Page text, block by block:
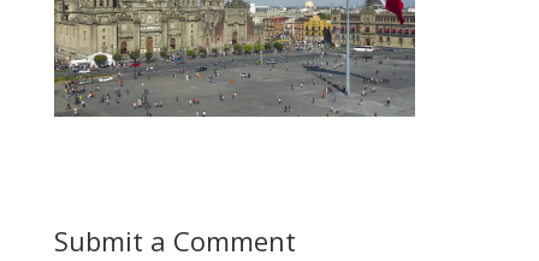
Submit a Comment